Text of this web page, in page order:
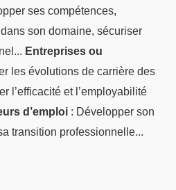
ses compétences,
son domaine, sécuriser
Entreprises ou
les évolutions de carrière des
l’efficacité et l’employabilité
d’emploi : Développer son
transition professionnelle...